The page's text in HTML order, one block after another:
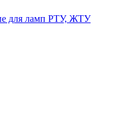
для ламп РТУ, ЖТУ